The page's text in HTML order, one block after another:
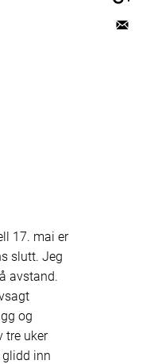
17. mai er
slutt. Jeg
avstand.
og
tre uker
glidd inn